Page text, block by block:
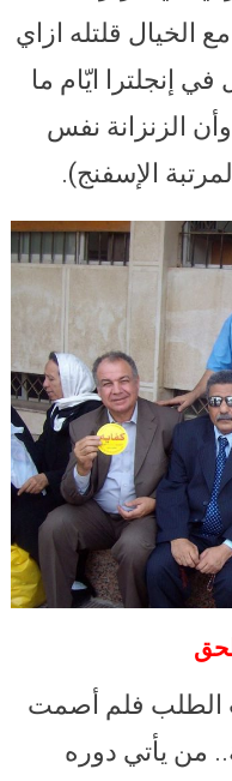
الخيال قلتله ازاي
إنجلترا ايّام ما
الزنزانة نفس
الإسفنج).
الطلب فلم أصمت
من يأتي دوره